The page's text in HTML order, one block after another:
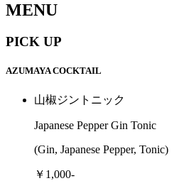
MENU
PICK UP
AZUMAYA COCKTAIL
山椒ジントニック
Japanese Pepper Gin Tonic
(Gin, Japanese Pepper, Tonic)
￥1,000-